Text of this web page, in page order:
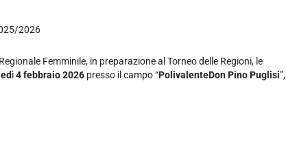
2026
Femminile, in preparazione al Torneo delle Regioni, le
ì4 febbraio 2026 presso il campo “PolivalenteDon Pino Puglisi”,